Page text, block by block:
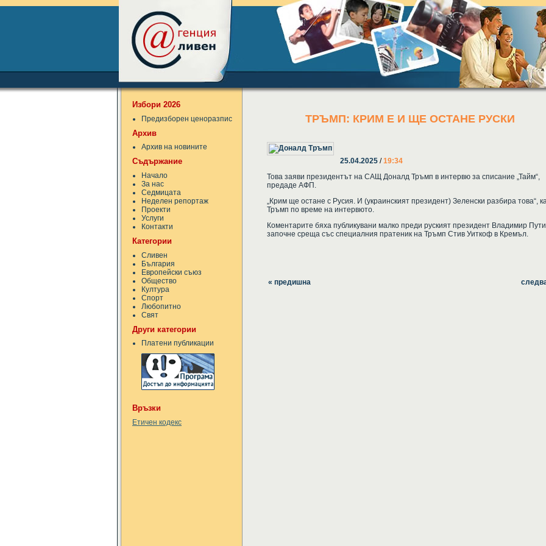
Избори 2026
Предизборен ценоразпис
Архив
Архив на новините
Съдържание
Начало
За нас
Седмицата
Неделен репортаж
Проекти
Услуги
Контакти
Категории
Сливен
България
Европейски съюз
Общество
Култура
Спорт
Любопитно
Свят
Други категории
Платени публикации
Връзки
Етичен кодекс
ТРЪМП: КРИМ Е И ЩЕ ОСТАНЕ РУСКИ
25.04.2025 /19:34
Това заяви президентът на САЩ Доналд Тръмп в интервю за списание „Тайм“,
предаде АФП.
„Крим ще остане с Русия. И (украинският президент) Зеленски разбира това“,
Тръмп по време на интервюто.
Коментарите бяха публикувани малко преди руският президент Владимир
започне среща със специалния пратеник на Тръмп Стив Уиткоф в Кремъл.
« предишна